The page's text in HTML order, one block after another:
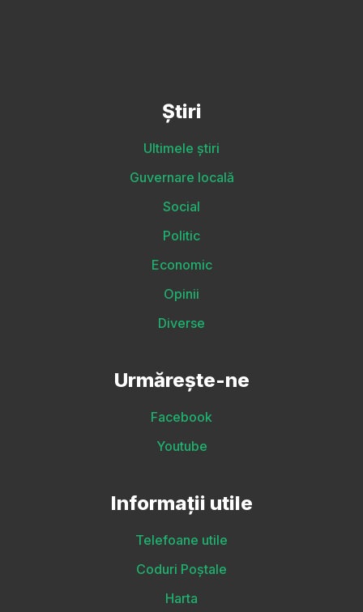
Știri
Ultimele știri
Guvernare locală
Social
Politic
Economic
Opinii
Diverse
Urmărește-ne
Facebook
Youtube
Informații utile
Telefoane utile
Coduri Poștale
Harta